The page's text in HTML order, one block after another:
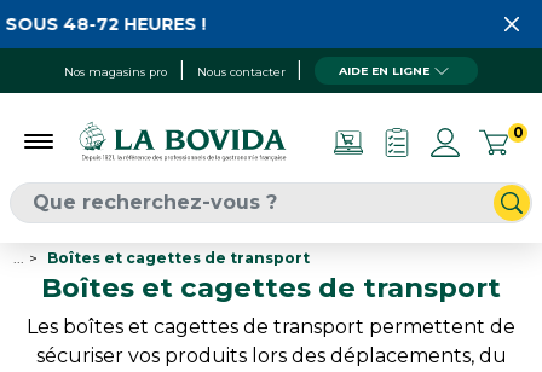
Nos magasins pro Nous contacter AIDE EN LIGNE
0
48-72 HEURES !
Boîtes et cagettes de transport
Boîtes et cagettes de transport
Les boîtes et cagettes de transport permettent de
sécuriser vos produits lors des déplacements, du